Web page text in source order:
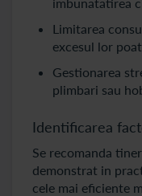
Limitarea
excesul lor
Gestionarea
plimbari sau
Identificarea
Se recomanda
demonstrat in
cele mai eficiente